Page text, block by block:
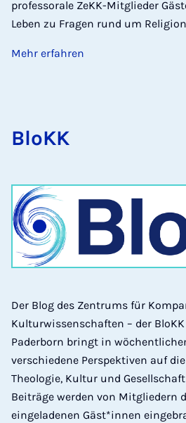
professorale ZeKK-Mitglieder
Leben zu Fragen rund um
Mehr erfahren
BloKK
Der Blog des Zentrums für
Kulturwissenschaften – der
Paderborn bringt in
verschiedene Perspektiven auf
Theologie, Kultur und
Beiträge werden von Mitgliedern
eingeladenen Gäst*innen